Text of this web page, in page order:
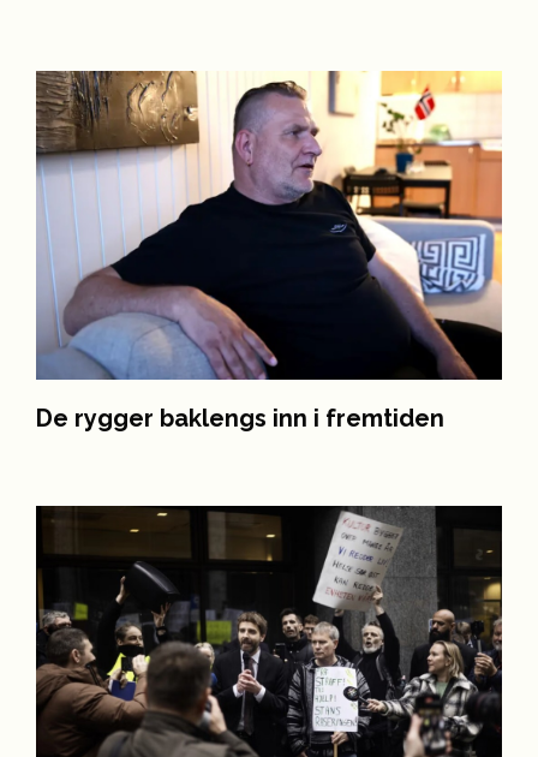
De rygger baklengs inn i fremtiden